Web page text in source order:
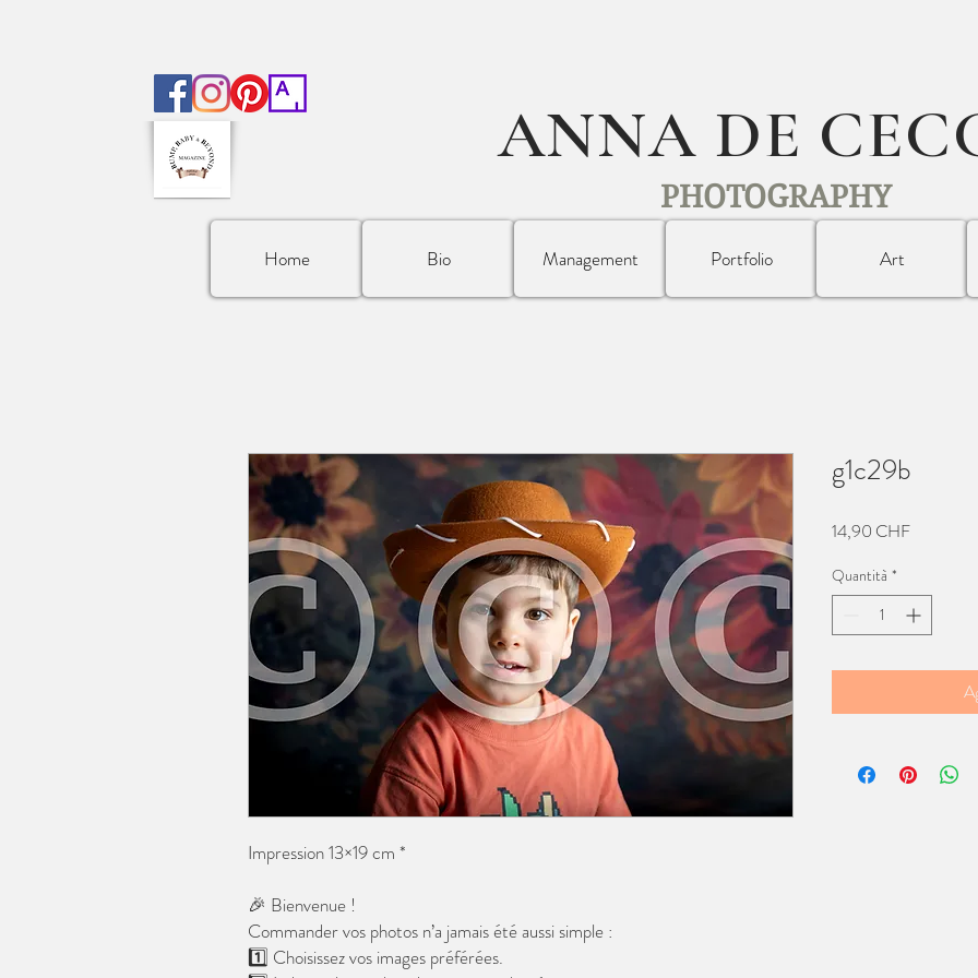
ANNA DE
PHOTOGRAPHY
Home Bio Management Portfolio Art
Impression 13×19 cm *
🎉 Bienvenue !
Commander vos photos n’a jamais été aussi simple :
1️⃣ Choisissez vos images préférées.
g1c29b
14,90 CHFPrezzo
Quantità *